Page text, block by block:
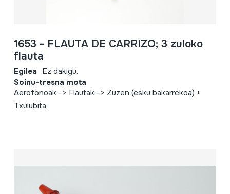
1653 - FLAUTA DE CARRIZO; 3 zuloko
flauta
Egilea Ez dakigu.
Soinu-tresna mota
Aerofonoak -> Flautak -> Zuzen (esku bakarrekoa) +
Txulubita